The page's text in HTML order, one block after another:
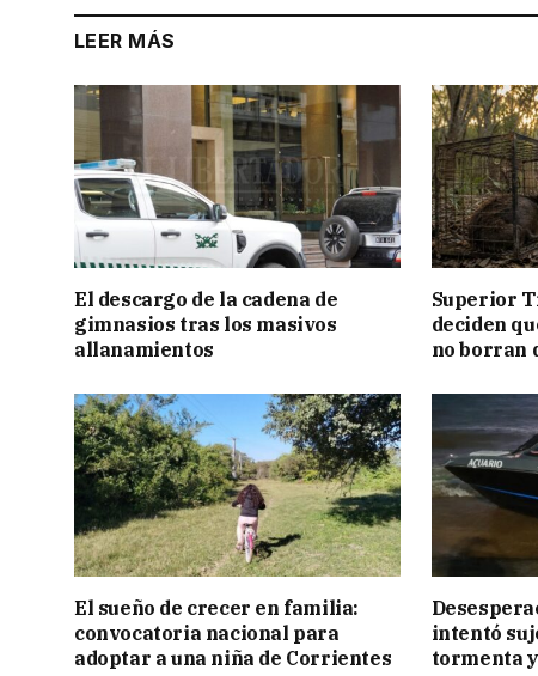
LEER MÁS
El descargo de la cadena de
gimnasios tras los masivos
allanamientos
Superior
deciden
no borran
El sueño de crecer en familia:
convocatoria nacional para
adoptar a una niña de Corrientes
intentó
tormenta